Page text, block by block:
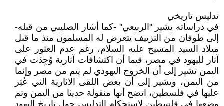
تدليس تاريخي
في دراساته يشير "الربيعي" -كما أشار الصليبي من قبله-
إلى طوفان من التزييف يتعرض له المسلمون منذ ما قبل
ميلاد السيد المسيح عليه السلام، رغم عدم العثور على
آثار لليهود في مصر، فيما أن اكتشافات آثارية وُجِدَت في
اليمن تشير إلى أن الخروج اليهودي لم يتم من مصر وإنما
من اليمن، ويشير إلى أن بعض اللقى الاثارية التي عُثِر
عليها في فلسطين، اتضح أنها منقولة حديثا من اليمن وتم
وضعها في فلسطين لاستحكام التدليس حول تاريخ اليهود